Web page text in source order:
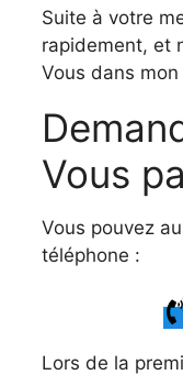
Suite à votre
rapidement, et
Vous dans
Vous
Vous pouvez
téléphone :
Lors de la